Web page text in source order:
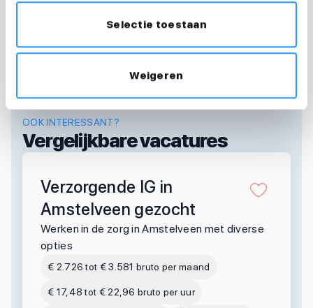
Selectie toestaan
Weigeren
OOK INTERESSANT?
Vergelijkbare vacatures
Verzorgende IG in
Amstelveen gezocht
Werken in de zorg in Amstelveen met diverse
opties
€ 2.726 tot € 3.581 bruto per maand
€ 17,48 tot € 22,96 bruto per uur